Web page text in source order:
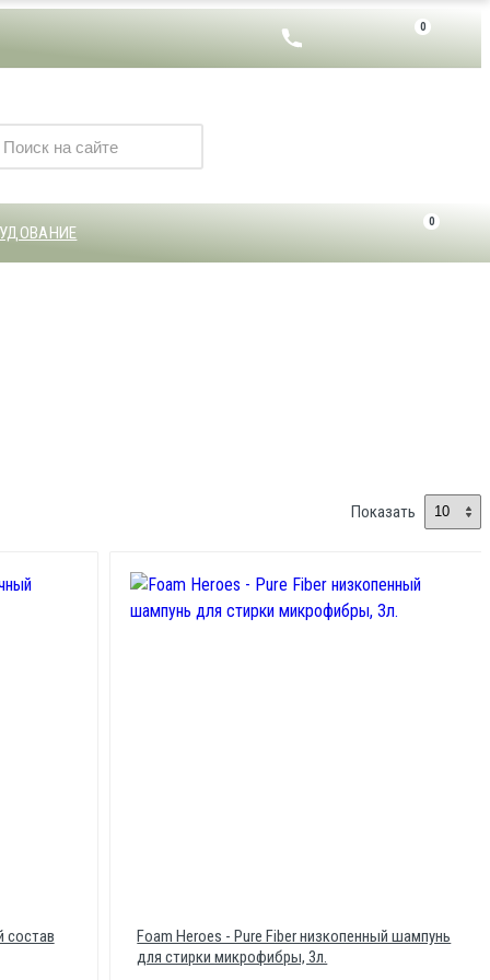
0
0
Показать
состав
Foam Heroes - Pure Fiber низкопенный шампунь
для стирки микрофибры, 3л.